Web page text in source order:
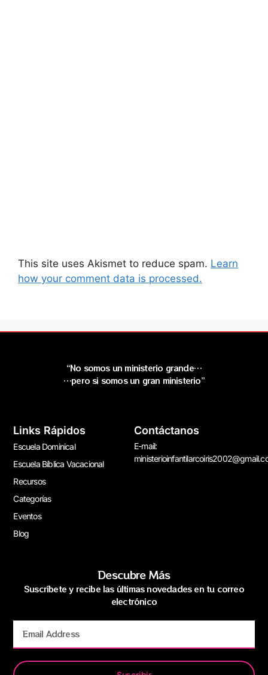
This site uses Akismet to reduce spam. Learn
how your comment data is processed.
“No somos un ministerio grande…
…pero si somos un gran ministerio”
Links Rápidos
Escuela Dominical
Escuela Bíblica Vacacional
Recursos
Categorías
Eventos
Blog
Contáctanos
E-mail:
Descubre Más
Suscríbete y recibe las últimas novedades en tu correo
electrónico